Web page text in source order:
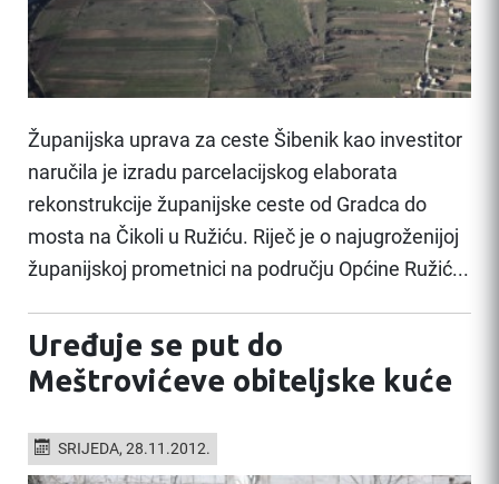
Županijska uprava za ceste Šibenik kao investitor
naručila je izradu parcelacijskog elaborata
rekonstrukcije županijske ceste od Gradca do
mosta na Čikoli u Ružiću. Riječ je o najugroženijoj
županijskoj prometnici na području Općine Ružić...
Uređuje se put do
Meštrovićeve obiteljske kuće
SRIJEDA, 28.11.2012.